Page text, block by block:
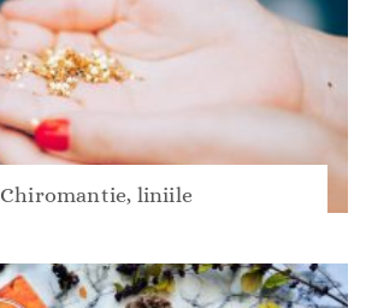
Chiromantie, liniile